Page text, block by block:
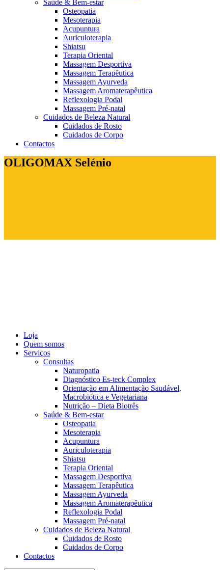
Saúde & Bem-estar
Osteopatia
Mesoterapia
Acupuntura
Auriculoterapia
Shiatsu
Terapia Oriental
Massagem Desportiva
Massagem Terapêutica
Massagem Ayurveda
Massagem Aromaterapêutica
Reflexologia Podal
Massagem Pré-natal
Cuidados de Beleza Natural
Cuidados de Rosto
Cuidados de Corpo
Contactos
OLIGOMAX Selénio
Loja
Quem somos
Serviços
Consultas
Naturopatia
Diagnóstico Es-teck Complex
Orientação em Alimentação Saudável,
Macrobiótica e Vegetariana
Nutrição – Dieta Biotrês
Saúde & Bem-estar
Osteopatia
Mesoterapia
Acupuntura
Auriculoterapia
Shiatsu
Terapia Oriental
Massagem Desportiva
Massagem Terapêutica
Massagem Ayurveda
Massagem Aromaterapêutica
Reflexologia Podal
Massagem Pré-natal
Cuidados de Beleza Natural
Cuidados de Rosto
Cuidados de Corpo
Contactos